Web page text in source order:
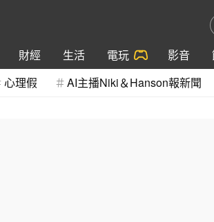
財經 生活 電玩 影音
心理假 AI主播Niki＆Hanson報新聞